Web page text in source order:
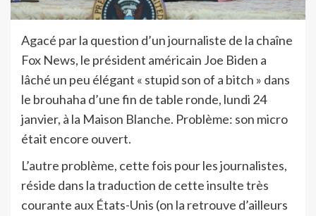
Agacé par la question d’un journaliste de la chaîne
Fox News, le président américain Joe Biden a
lâché un peu élégant « stupid son of a bitch » dans
le brouhaha d’une fin de table ronde, lundi 24
janvier, à la Maison Blanche. Problème: son micro
était encore ouvert.
L’autre problème, cette fois pour les journalistes,
réside dans la traduction de cette insulte très
courante aux États-Unis (on la retrouve d’ailleurs